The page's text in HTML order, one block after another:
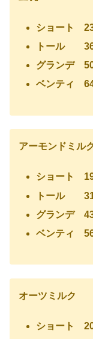
ショート
トール
グランデ
ベンティ
アーモンドミル
ショート
トール
グランデ
ベンティ
オーツミルク
ショート